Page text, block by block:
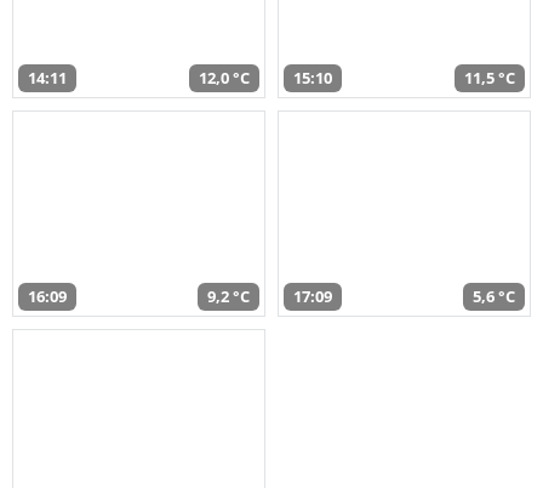
14:11 12,0 °C 15:10 11,5 °C
16:09 9,2 °C 17:09 5,6 °C